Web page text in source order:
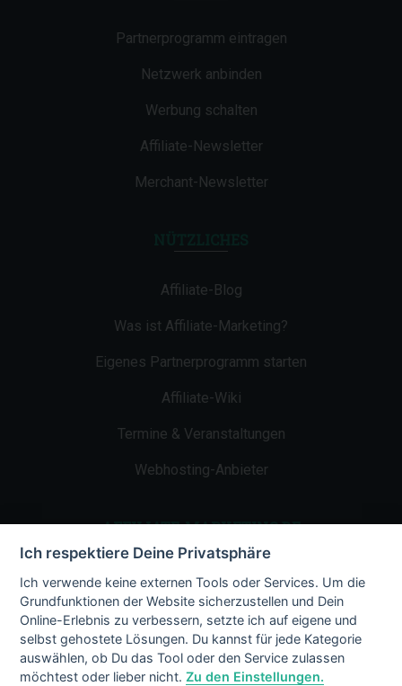
Partnerprogramm eintragen
Netzwerk anbinden
Werbung schalten
Affiliate-Newsletter
Merchant-Newsletter
Affiliate-Blog
Was ist Affiliate-Marketing?
Eigenes Partnerprogramm starten
Affiliate-Wiki
Termine & Veranstaltungen
Webhosting-Anbieter
AFFILIATE-MARKETING.DE
Impressum
Kontakt
Datenschutz
Ich respektiere Deine Privatsphäre
Ich verwende keine externen Tools oder Services. Um die
Grundfunktionen der Website sicherzustellen und Dein
Online-Erlebnis zu verbessern, setzte ich auf eigene und
selbst gehostete Lösungen. Du kannst für jede Kategorie
auswählen, ob Du das Tool oder den Service zulassen
möchtest oder lieber nicht.Zu den Einstellungen.